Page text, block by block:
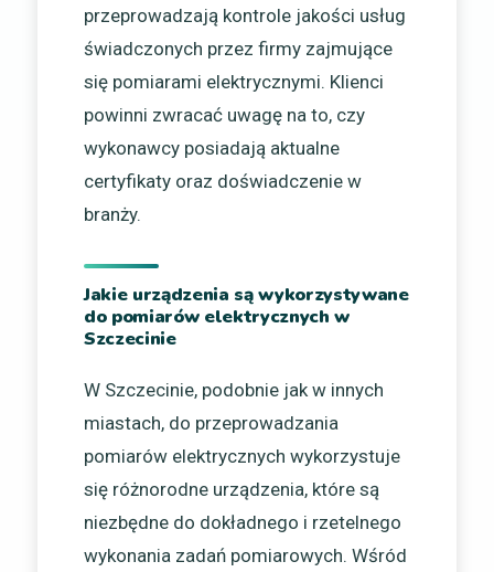
przeprowadzają kontrole jakości usług
świadczonych przez firmy zajmujące
się pomiarami elektrycznymi. Klienci
powinni zwracać uwagę na to, czy
wykonawcy posiadają aktualne
certyfikaty oraz doświadczenie w
branży.
Jakie urządzenia są wykorzystywane
do pomiarów elektrycznych w
Szczecinie
W Szczecinie, podobnie jak w innych
miastach, do przeprowadzania
pomiarów elektrycznych wykorzystuje
się różnorodne urządzenia, które są
niezbędne do dokładnego i rzetelnego
wykonania zadań pomiarowych. Wśród